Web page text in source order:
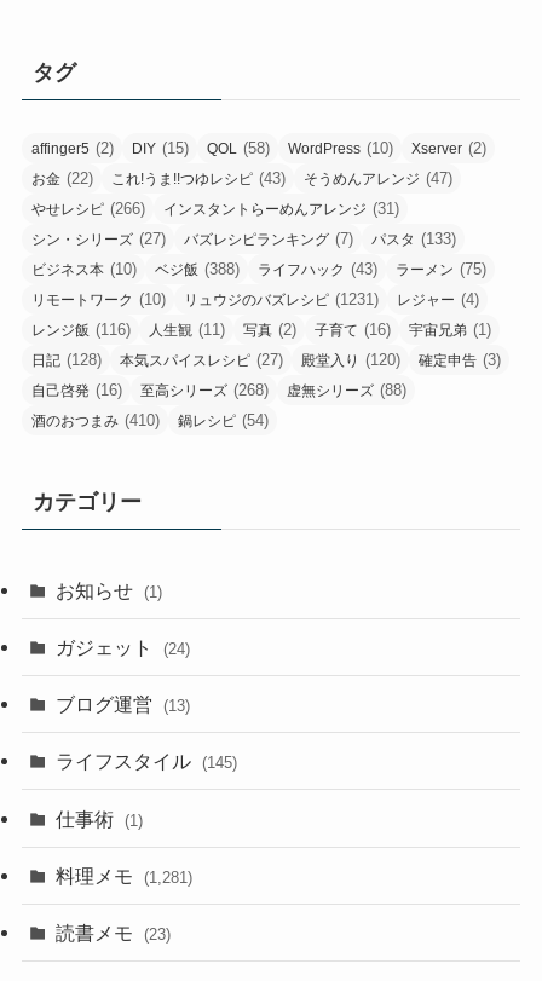
タグ
affinger5 (2) DIY (15) QOL (58) WordPress (10) Xserver (2)
お金 (22) これ!うま!!つゆレシピ (43) そうめんアレンジ (47)
やせレシピ (266) インスタントらーめんアレンジ (31)
シン・シリーズ (27) バズレシピランキング (7) パスタ (133)
ビジネス本 (10) ベジ飯 (388) ライフハック (43) ラーメン (75)
リモートワーク (10) リュウジのバズレシピ (1231) レジャー (4)
レンジ飯 (116) 人生観 (11) 写真 (2) 子育て (16) 宇宙兄弟 (1)
日記 (128) 本気スパイスレシピ (27) 殿堂入り (120) 確定申告 (3)
自己啓発 (16) 至高シリーズ (268) 虚無シリーズ (88)
酒のおつまみ (410) 鍋レシピ (54)
カテゴリー
お知らせ (1)
ガジェット (24)
ブログ運営 (13)
ライフスタイル (145)
仕事術 (1)
料理メモ (1,281)
読書メモ (23)